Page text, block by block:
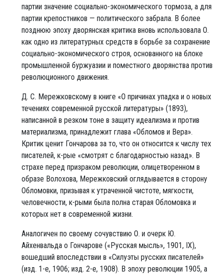
партии значение социально-экономического тормоза, а для
партии крепостников — политического забрала. В более
позднюю эпоху дворянская критика вновь использовала О.
как одно из литературных средств в борьбе за сохранение
социально-экономического строя, основанного на блоке
промышленной буржуазии и поместного дворянства против
революционного движения.
Д. С. Мережковскому в книге «О причинах упадка и о новых
течениях современной русской литературы» (1893),
написанной в резком тоне в защиту идеализма и против
материализма, принадлежит глава «Обломов и Вера».
Критик ценит Гончарова за то, что он относится к числу тех
писателей, к-рые «смотрят с благодарностью назад». В
страхе перед призраком революции, олицетворенном в
образе Волохова, Мережковский оглядывается в сторону
Обломовки, призывая к утраченной чистоте, мягкости,
человечности, к-рыми была полна старая Обломовка и
которых нет в современной жизни.
Аналогичен по своему сочувствию О. и очерк Ю.
Айхенвальда о Гончарове («Русская мысль», 1901, IX),
вошедший впоследствии в «Силуэты русских писателей»
(изд. 1-е, 1906; изд. 2-е, 1908). В эпоху революции 1905, а